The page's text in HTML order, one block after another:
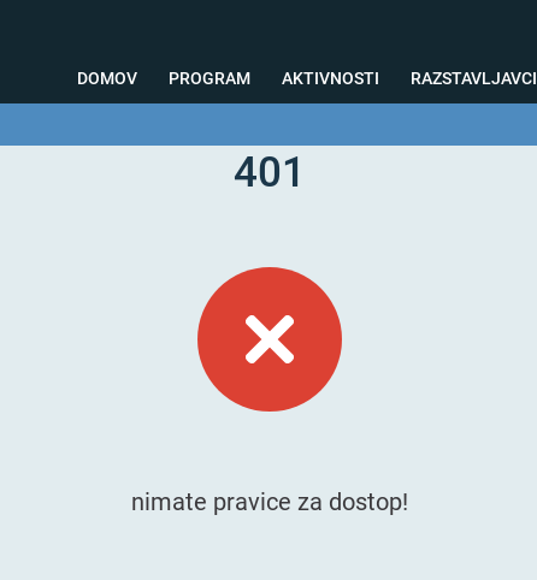
DOMOV PROGRAM AKTIVNOSTI
Testiranja
RAZSTAVLJAVCI
401
nimate pravice za dostop!